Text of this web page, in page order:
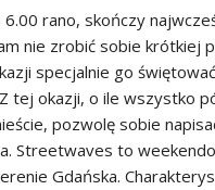
6.00 rano, skończy
nie zrobić sobie krótkiej
specjalnie go
tej okazji, o ile wszystko
pozwolę sobie
Streetwaves to
Gdańska.